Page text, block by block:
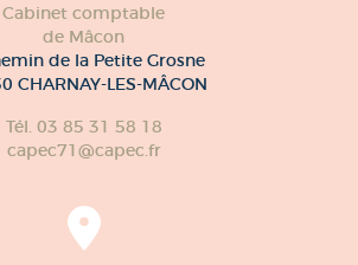
Cabinet comptable
de Mâcon
de la Petite Grosne
CHARNAY-LES-MÂCON
Tél. 03 85 31 58 18
capec71@capec.fr